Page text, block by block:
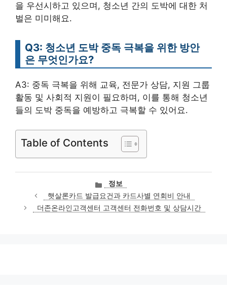
을 우선시하고 있으며, 청소년 간의 도박에 대한 처
벌은 미미해요.
Q3: 청소년 도박 중독 극복을 위한 방안
은 무엇인가요?
A3: 중독 극복을 위해 교육, 전문가 상담, 지원 그룹
활동 및 사회적 지원이 필요하며, 이를 통해 청소년
들의 도박 중독을 예방하고 극복할 수 있어요.
Table of Contents
카
테
고
리
정보
햇살론카드 발급요건과 카드사별 연회비 안내
더존온라인고객센터 고객센터 전화번호 및 상담시간